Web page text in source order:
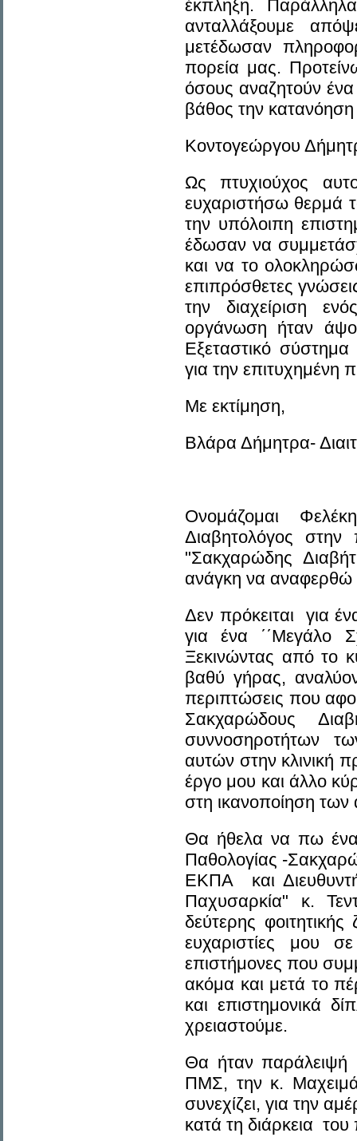
έκπληξη.
ανταλλάξουμε
μετέδωσαν
πορεία μας.
όσους αναζητούν
βάθος την
Κοντογεώργου
Ως πτυχιούχος
ευχαριστήσω θερμά
την υπόλοιπη
έδωσαν να
και να το
επιπρόσθετες
την διαχείριση
οργάνωση ήταν
Εξεταστικό
για την επιτυχημένη
Με εκτίμηση,
Βλάρα Δήμητρα-
Ονομάζομαι
Διαβητολόγος
"Σακχαρώδης
ανάγκη να
Δεν πρόκειται για
για ένα ΄΄Μεγάλο
Ξεκινώντας από το
βαθύ γήρας,
περιπτώσεις που
Σακχαρώδους
συννοσηροτήτων
αυτών στην κλινική
έργο μου και άλλο
στη ικανοποίηση
Θα ήθελα να πω ένα
Παθολογίας -
ΕΚΠΑ και
Παχυσαρκία" κ.
δεύτερης
ευχαριστίες μου
επιστήμονες που
ακόμα και μετά το
και επιστημονικά
χρειαστούμε.
Θα ήταν παράλειψή
ΠΜΣ, την κ.
συνεχίζει, για την
κατά τη διάρκεια